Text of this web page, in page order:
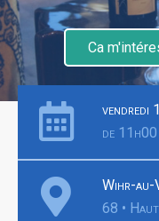
Ca
vendredi
de
Wihr-au-
68 •